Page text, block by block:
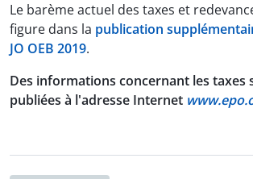
Le barème actuel des taxes et
figure dans la publication
JO OEB 2019.
Des informations concernant les taxes
publiées à l'adresse Internet